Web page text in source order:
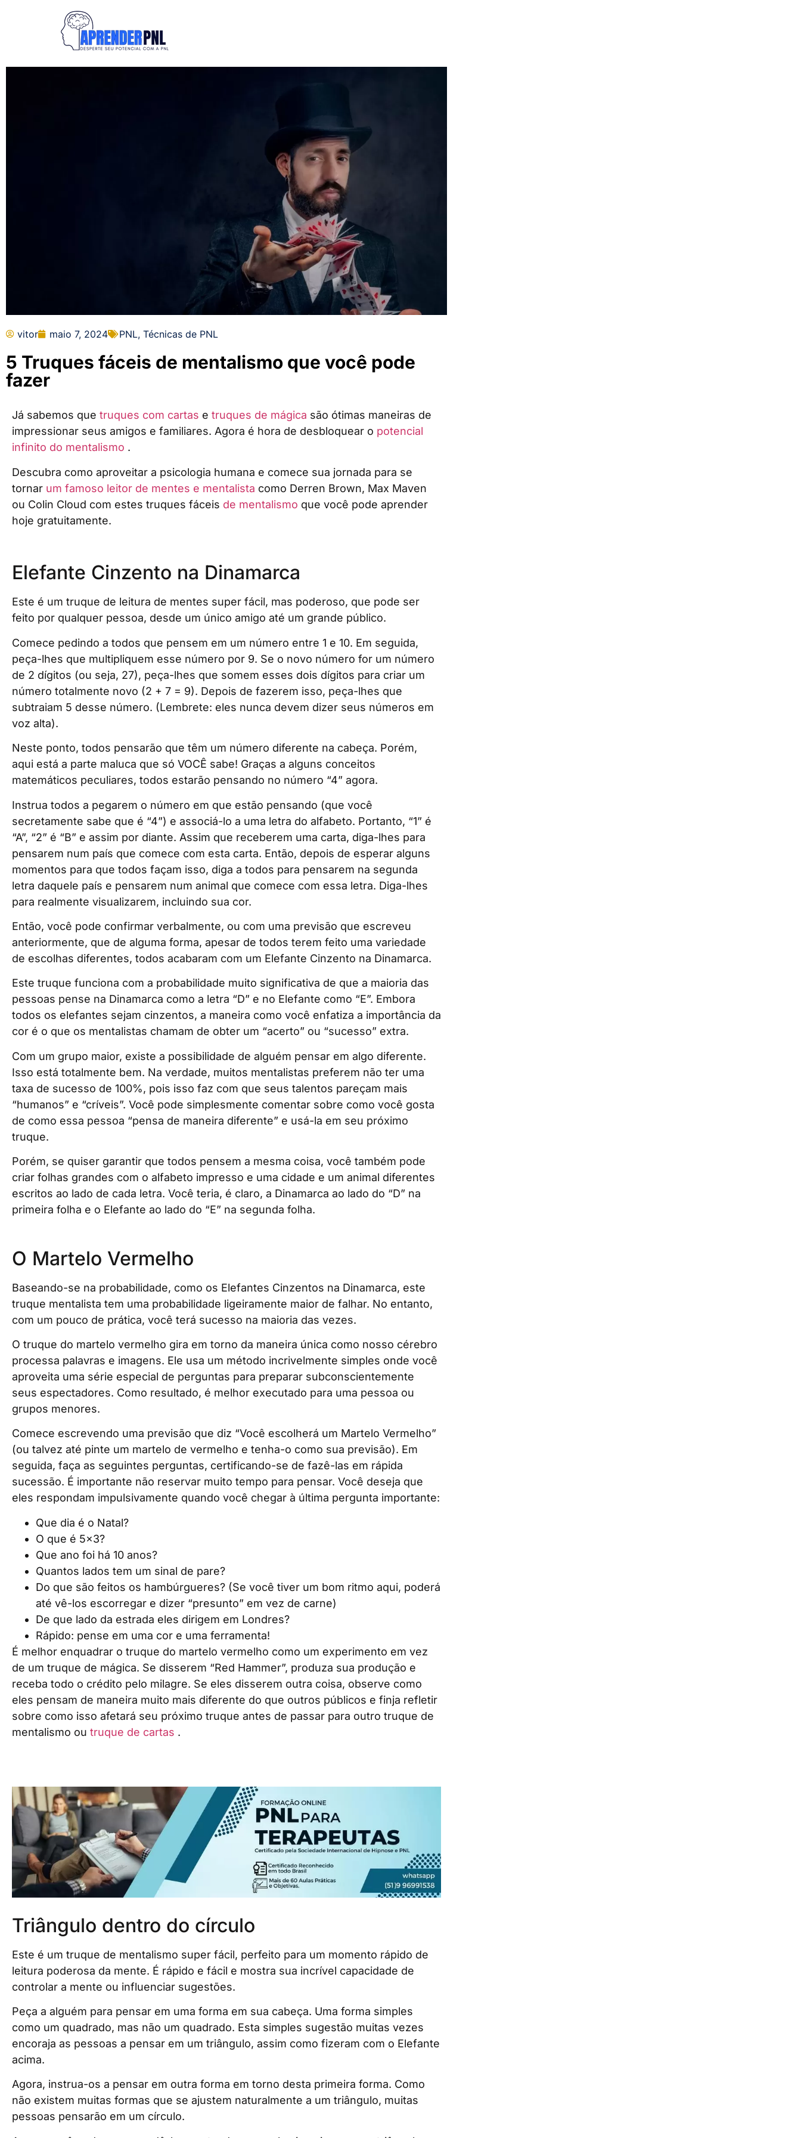
vitor maio 7, 2024 PNL, Técnicas de PNL
5 Truques fáceis de mentalismo que você pode
fazer
Já sabemos que truques com cartas e truques de mágica são ótimas maneiras de
impressionar seus amigos e familiares. Agora é hora de desbloquear o potencial
infinito do mentalismo .
Descubra como aproveitar a psicologia humana e comece sua jornada para se
tornar um famoso leitor de mentes e mentalista como Derren Brown, Max Maven
ou Colin Cloud com estes truques fáceis de mentalismo que você pode aprender
hoje gratuitamente.
Elefante Cinzento na Dinamarca
Este é um truque de leitura de mentes super fácil, mas poderoso, que pode ser
feito por qualquer pessoa, desde um único amigo até um grande público.
Comece pedindo a todos que pensem em um número entre 1 e 10. Em seguida,
peça-lhes que multipliquem esse número por 9. Se o novo número for um número
de 2 dígitos (ou seja, 27), peça-lhes que somem esses dois dígitos para criar um
número totalmente novo (2 + 7 = 9). Depois de fazerem isso, peça-lhes que
subtraiam 5 desse número. (Lembrete: eles nunca devem dizer seus números em
voz alta).
Neste ponto, todos pensarão que têm um número diferente na cabeça. Porém,
aqui está a parte maluca que só VOCÊ sabe! Graças a alguns conceitos
matemáticos peculiares, todos estarão pensando no número “4” agora.
Instrua todos a pegarem o número em que estão pensando (que você
secretamente sabe que é “4”) e associá-lo a uma letra do alfabeto. Portanto, “1” é
“A”, “2” é “B” e assim por diante. Assim que receberem uma carta, diga-lhes para
pensarem num país que comece com esta carta. Então, depois de esperar alguns
momentos para que todos façam isso, diga a todos para pensarem na segunda
letra daquele país e pensarem num animal que comece com essa letra. Diga-lhes
para realmente visualizarem, incluindo sua cor.
Então, você pode confirmar verbalmente, ou com uma previsão que escreveu
anteriormente, que de alguma forma, apesar de todos terem feito uma variedade
de escolhas diferentes, todos acabaram com um Elefante Cinzento na Dinamarca.
Este truque funciona com a probabilidade muito significativa de que a maioria das
pessoas pense na Dinamarca como a letra “D” e no Elefante como “E”. Embora
todos os elefantes sejam cinzentos, a maneira como você enfatiza a importância da
cor é o que os mentalistas chamam de obter um “acerto” ou “sucesso” extra.
Com um grupo maior, existe a possibilidade de alguém pensar em algo diferente.
Isso está totalmente bem. Na verdade, muitos mentalistas preferem não ter uma
taxa de sucesso de 100%, pois isso faz com que seus talentos pareçam mais
“humanos” e “críveis”. Você pode simplesmente comentar sobre como você gosta
de como essa pessoa “pensa de maneira diferente” e usá-la em seu próximo
truque.
Porém, se quiser garantir que todos pensem a mesma coisa, você também pode
criar folhas grandes com o alfabeto impresso e uma cidade e um animal diferentes
escritos ao lado de cada letra. Você teria, é claro, a Dinamarca ao lado do “D” na
primeira folha e o Elefante ao lado do “E” na segunda folha.
O Martelo Vermelho
Baseando-se na probabilidade, como os Elefantes Cinzentos na Dinamarca, este
truque mentalista tem uma probabilidade ligeiramente maior de falhar. No entanto,
com um pouco de prática, você terá sucesso na maioria das vezes.
O truque do martelo vermelho gira em torno da maneira única como nosso cérebro
processa palavras e imagens. Ele usa um método incrivelmente simples onde você
aproveita uma série especial de perguntas para preparar subconscientemente
seus espectadores. Como resultado, é melhor executado para uma pessoa ou
grupos menores.
Comece escrevendo uma previsão que diz “Você escolherá um Martelo Vermelho”
(ou talvez até pinte um martelo de vermelho e tenha-o como sua previsão). Em
seguida, faça as seguintes perguntas, certificando-se de fazê-las em rápida
sucessão. É importante não reservar muito tempo para pensar. Você deseja que
eles respondam impulsivamente quando você chegar à última pergunta importante:
Que dia é o Natal?
O que é 5×3?
Que ano foi há 10 anos?
Quantos lados tem um sinal de pare?
Do que são feitos os hambúrgueres? (Se você tiver um bom ritmo aqui, poderá
até vê-los escorregar e dizer “presunto” em vez de carne)
De que lado da estrada eles dirigem em Londres?
Rápido: pense em uma cor e uma ferramenta!
É melhor enquadrar o truque do martelo vermelho como um experimento em vez
de um truque de mágica. Se disserem “Red Hammer”, produza sua produção e
receba todo o crédito pelo milagre. Se eles disserem outra coisa, observe como
eles pensam de maneira muito mais diferente do que outros públicos e finja refletir
sobre como isso afetará seu próximo truque antes de passar para outro truque de
mentalismo ou truque de cartas .
Triângulo dentro do círculo
Este é um truque de mentalismo super fácil, perfeito para um momento rápido de
leitura poderosa da mente. É rápido e fácil e mostra sua incrível capacidade de
controlar a mente ou influenciar sugestões.
Peça a alguém para pensar em uma forma em sua cabeça. Uma forma simples
como um quadrado, mas não um quadrado. Esta simples sugestão muitas vezes
encoraja as pessoas a pensar em um triângulo, assim como fizeram com o Elefante
acima.
Agora, instrua-os a pensar em outra forma em torno desta primeira forma. Como
não existem muitas formas que se ajustem naturalmente a um triângulo, muitas
pessoas pensarão em um círculo.